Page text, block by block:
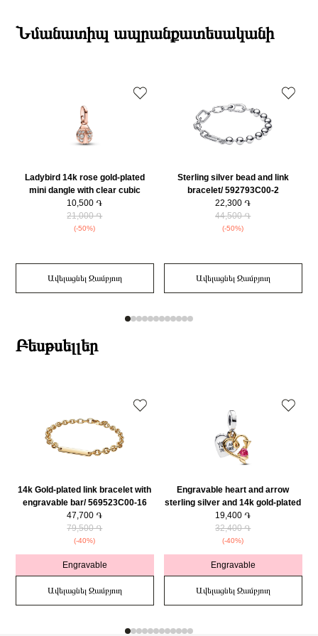
Նյութի գույնը
Վարդագույն ոսկի
Զարդեր
ընթացքում։
Դեպի մարզեր առաքումներն իրականացվում են 3-4 աշխատանքային
Նմանատիպ ապրանքատեսականի
Ladybird 14k rose gold-plated
mini dangle with clear cubic
zirconia/ 783043C01
10,500 ֏
21,000 ֏
(-50%)
Ավելացնել Զամբյուղ
Sterling silver bead and link
bracelet/ 592793C00-2
22,300 ֏
44,500 ֏
(-50%)
Ավելացնել Զամբյուղ
Բեսթսելլեր
14k Gold-plated link bracelet with
engravable bar/ 569523C00-16
47,700 ֏
79,500 ֏
(-40%)
Engravable
Ավելացնել Զամբյուղ
Engravable heart and arrow
sterling silver and 14k gold-plated
double dangle with red cubic
zirconia/ 763622C01
19,400 ֏
32,400 ֏
(-40%)
Engravable
Ավելացնել Զամբյուղ